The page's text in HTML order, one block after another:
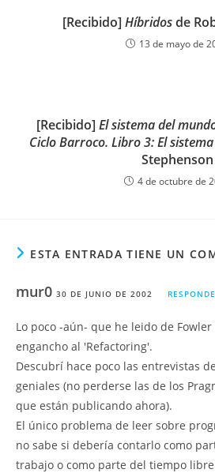
[Recibido] Híbridosde
13 de mayo de
[Recibido] El sistema del
Ciclo Barroco. Libro 3: El
Stephenson
4 de octubre de
ESTA ENTRADA TIENE UN
mur0 30 DE JUNIO DE 2002
Lo poco -aún- que he leido de
engancho al 'Refactoring'.
Descubrí hace poco las entrevistas
geniales (no perderse las de los
que están publicando ahora).
El único problema de leer sobre
no sabe si debería contarlo como
trabajo o como parte del tiempo libre